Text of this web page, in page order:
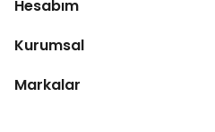
Hesabım
Kurumsal
Markalar